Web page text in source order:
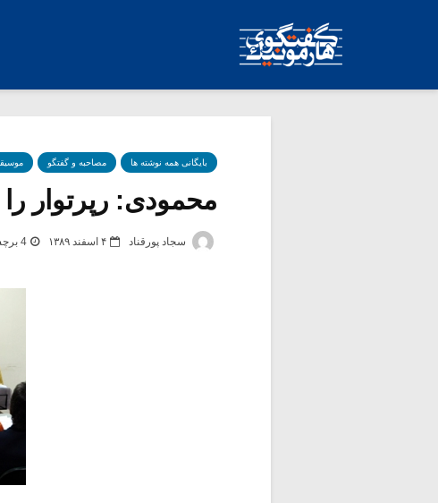
بایگانی همه نوشته ها مصاحبه و گفتگو
محمودی: رپرتوار
سجاد پورقناد ۴ اسفند ۱۳۸۹ 4 برچسب -